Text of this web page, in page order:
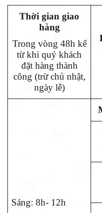
Thời gian giao
hàng
Trong vòng 48h kể
từ khi quý khách
đặt hàng thành
công (trừ chủ nhật,
ngày lễ)
Sáng: 8h- 12h